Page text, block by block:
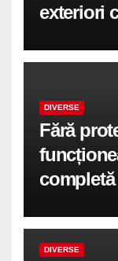
exteriori
DIVERSE
Fără
DIVERSE